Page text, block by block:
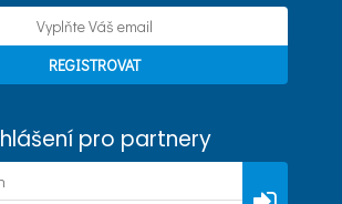
pro partnery